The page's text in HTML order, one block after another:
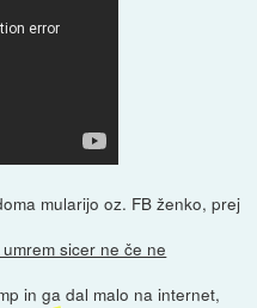
mularijo oz. FB ženko, prej
sicer ne če ne
in ga dal malo na internet,